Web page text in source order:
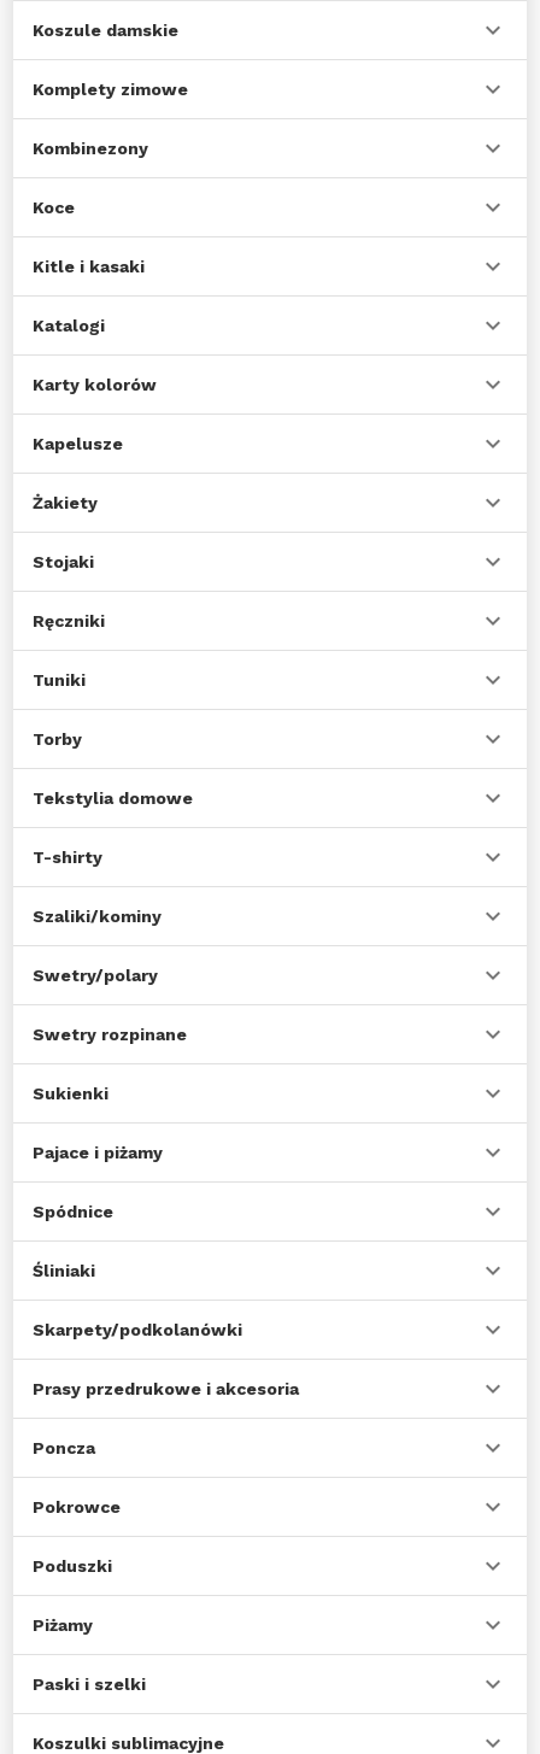
Koszule damskie
Komplety zimowe
Kombinezony
Koce
Kitle i kasaki
Katalogi
Karty kolorów
Kapelusze
Żakiety
Stojaki
Ręczniki
Tuniki
Torby
Tekstylia domowe
T-shirty
Szaliki/kominy
Swetry/polary
Swetry rozpinane
Sukienki
Pajace i piżamy
Spódnice
Śliniaki
Skarpety/podkolanówki
Prasy przedrukowe i akcesoria
Poncza
Pokrowce
Poduszki
Piżamy
Paski i szelki
Koszulki sublimacyjne